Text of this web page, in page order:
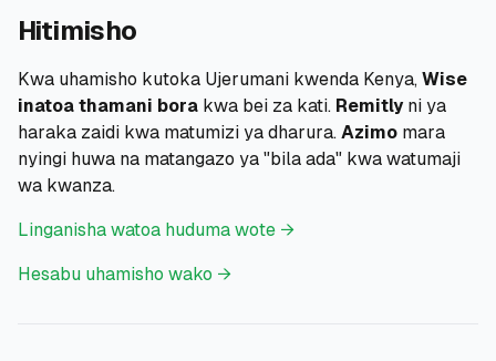
Hitimisho
Kwa uhamisho kutoka Ujerumani kwenda Kenya, Wise
inatoa thamani bora kwa bei za kati. Remitlyni ya
haraka zaidi kwa matumizi ya dharura. Azimo mara
nyingi huwa na matangazo ya "bila ada" kwa watumaji
wa kwanza.
Linganisha watoa huduma wote →
Hesabu uhamisho wako →